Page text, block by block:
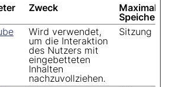
Zweck
Maximale
Wird verwendet,
um die Interaktion
des Nutzers mit
eingebetteten
Inhalten
nachzuvollziehen.
Sitzung